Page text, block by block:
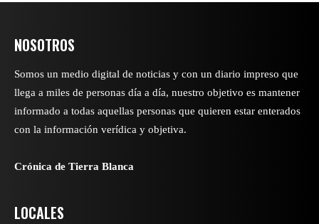
NOSOTROS
Somos un medio digital de noticias y con un diario impreso que
llega a miles de personas día a día, nuestro objetivo es mantener
informado a todas aquellas personas que quieren estar enterados
con la información verídica y objetiva.
Crónica de Tierra Blanca
LOCALES